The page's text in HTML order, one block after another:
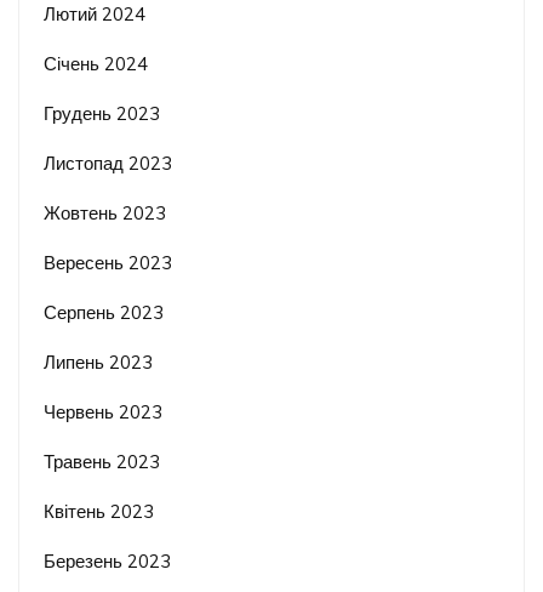
Лютий 2024
Січень 2024
Грудень 2023
Листопад 2023
Жовтень 2023
Вересень 2023
Серпень 2023
Липень 2023
Червень 2023
Травень 2023
Квітень 2023
Березень 2023